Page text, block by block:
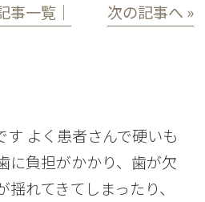
事一覧│ 次の記事へ »
す よく患者さんで硬いも
に負担がかかり、歯が欠
れてきてしまったり、